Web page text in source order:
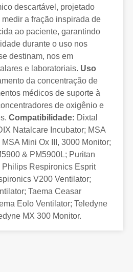
descartável, projetado
a fração inspirada de
ao paciente, garantindo
durante o uso nos
destinam, nos em
e laboratoriais. Uso
da concentração de
médicos de suporte à
de oxigênio e
Compatibilidade: Dixtal
Natalcare Incubator; MSA
Mini Ox III, 3000 Monitor;
& PM5900L; Puritan
Philips Respironics Esprit
V200 Ventilator;
Taema Ceasar
Eolo Ventilator; Teledyne
MX 300 Monitor.